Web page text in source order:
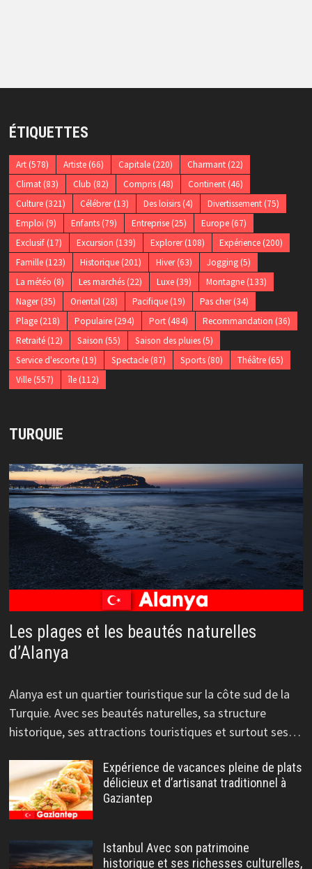
ÉTIQUETTES
Art(578) Artiste(66) Capitale(220) Charmant(22)
Climat(83) Club (82) Compris(48) Continent(46)
Culture(321) Célébrer(13) Des loisirs(4) Divertissement(75)
Emploi (9) Enfants(79) Entreprise(25) Europe(67)
Exclusif(17) Excursion (139) Explorer(108) Expérience(200)
Famille(123) Historique(201) Hiver(63) Jogging(5)
La météo (8) Les marchés(22) Luxe(39) Montagne(133)
Nager(35) Oriental(28) Pacifique(19) Pas cher(34)
Plage(218) Populaire(294) Port(484) Recommandation (36)
Retraité(12) Saison (55) Saison des pluies(5)
Service d'escorte(19) Spectacle(87) Sports(80) Théâtre(65)
Ville(557) île(112)
TURQUIE
Les plages et les beautés naturelles
d’Alanya
Alanya est un quartier touristique sur la côte sud de la
Turquie. Avec ses beautés naturelles, sa structure
historique, ses attractions touristiques et surtout ses…
Expérience de vacances pleine de plats
délicieux et d’artisanat traditionnel à
Gaziantep
Istanbul Avec son patrimoine
historique et ses richesses culturelles,